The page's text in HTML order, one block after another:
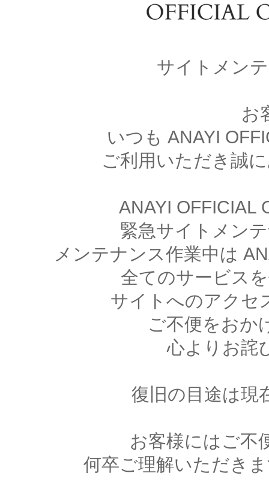
サイトメン
お
いつも ANAYI
ご利用いただき誠
ANAYI OFFICIAL
緊急サイトメン
メンテナンス作業中は
全てのサービス
サイトへのアクセ
ご不便をおか
心よりお詫
復旧の目途は現
お客様にはご不
何卒ご理解いただき